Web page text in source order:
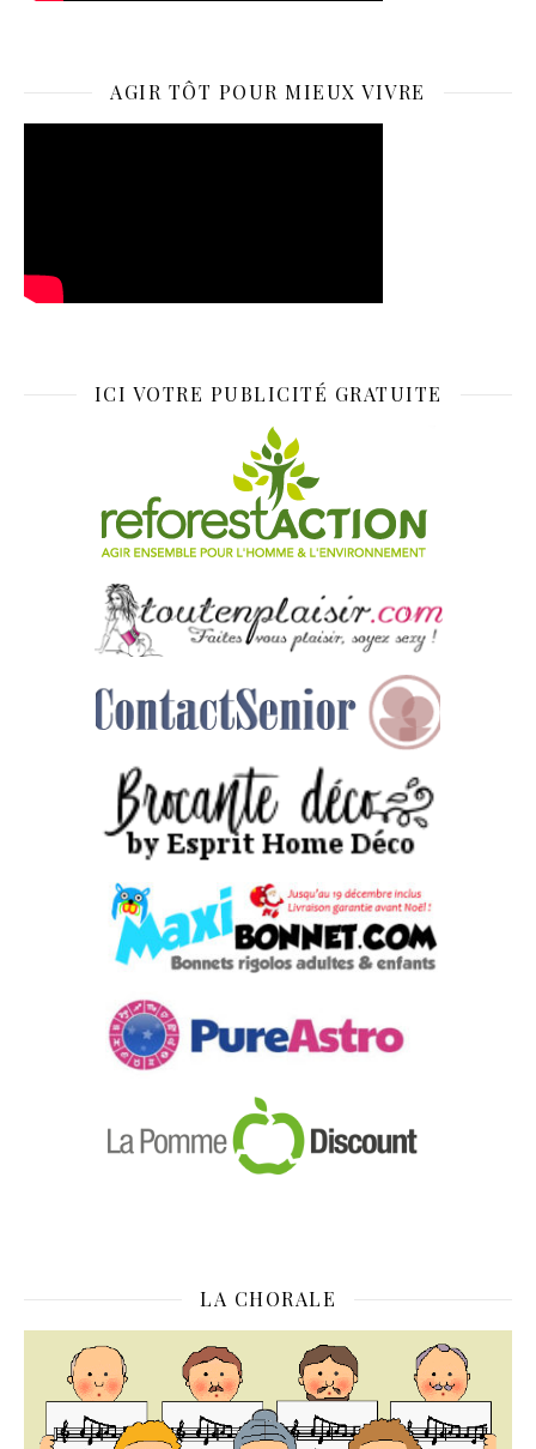
AGIR TÔT POUR MIEUX VIVRE
ICI VOTRE PUBLICITÉ GRATUITE
LA CHORALE